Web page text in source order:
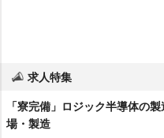
求人特集
「寮完備」ロジック半導体の
場・製造